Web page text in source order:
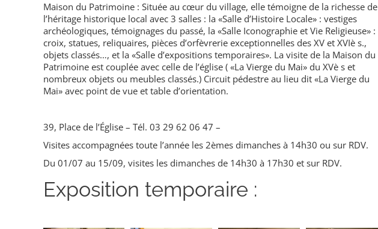
Maison du Patrimoine : Située au cœur du village, elle témoigne de la richesse de
l’héritage historique local avec 3 salles : la «Salle d’Histoire Locale» : vestiges
archéologiques, témoignages du passé, la «Salle Iconographie et Vie Religieuse» :
croix, statues, reliquaires, pièces d’orfèvrerie exceptionnelles des XV et XVIè s.,
objets classés…, et la «Salle d’expositions temporaires». La visite de la Maison du
Patrimoine est couplée avec celle de l’église ( «La Vierge du Mai» du XVè s et
nombreux objets ou meubles classés.) Circuit pédestre au lieu dit «La Vierge du
Mai» avec point de vue et table d’orientation.
39, Place de l’Église – Tél. 03 29 62 06 47 –
Visites accompagnées toute l’année les 2èmes dimanches à 14h30 ou sur RDV.
Du 01/07 au 15/09, visites les dimanches de 14h30 à 17h30 et sur RDV.
Exposition temporaire :